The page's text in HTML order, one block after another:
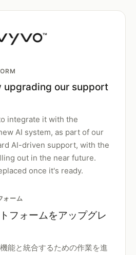
upgrading our support
integrate it with the
AI system, as part of our
AI-driven support, with the
out in the near future.
once it's ready.
ォーム
フォームをアップグレ
能と統合するための作業を進